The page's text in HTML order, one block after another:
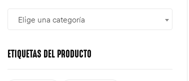
Elige una categoría
ETIQUETAS DEL PRODUCTO